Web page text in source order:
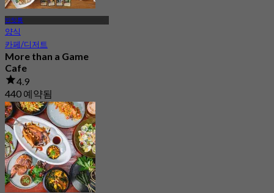
반탓통
양식
카페/디저트
More than a Game
Cafe
4.9
440 예약됨
에서฿ 299